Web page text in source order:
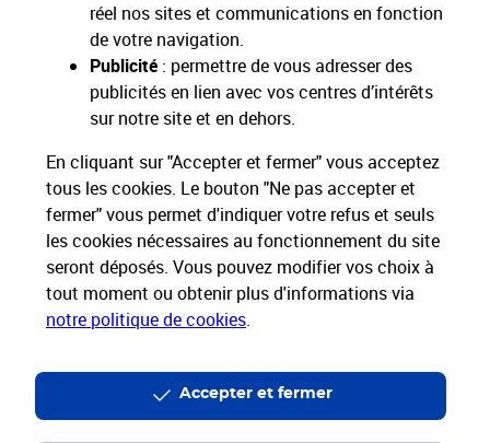
réel nos sites et communications en fonction
de votre navigation.
Publicité : permettre de vous adresser des
publicités en lien avec vos centres d’intérêts
sur notre site et en dehors.
En cliquant sur "Accepter et fermer" vous acceptez
tous les cookies. Le bouton "Ne pas accepter et
fermer" vous permet d'indiquer votre refus et seuls
les cookies nécessaires au fonctionnement du site
seront déposés. Vous pouvez modifier vos choix à
tout moment ou obtenir plus d'informations via
notre politique de cookies.
Accepter et fermer
Restons connectés
Nos Services
Nos Produits
La Poste vous accompagne
La Poste recrute